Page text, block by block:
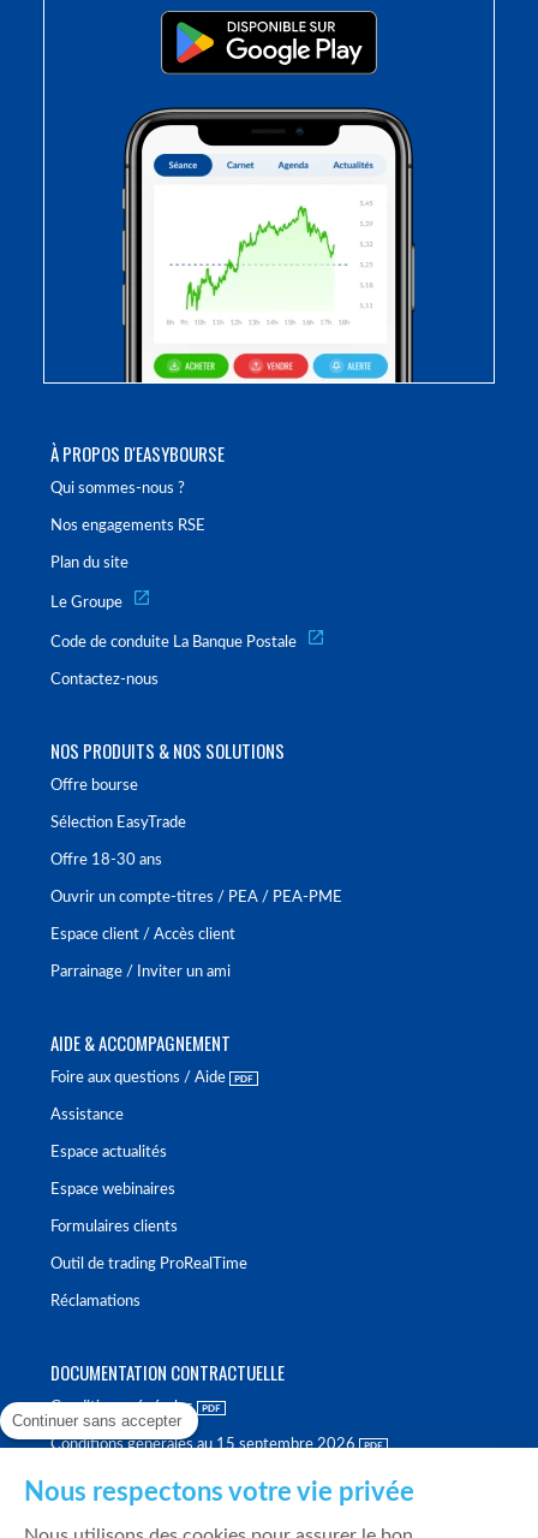
À PROPOS D'EASYBOURSE
Qui sommes-nous ?
Nos engagements RSE
Plan du site
Le Groupe
Code de conduite La Banque Postale
Contactez-nous
NOS PRODUITS & NOS SOLUTIONS
Offre bourse
Sélection EasyTrade
Offre 18-30 ans
Ouvrir un compte-titres / PEA / PEA-PME
Espace client / Accès client
Parrainage / Inviter un ami
AIDE & ACCOMPAGNEMENT
Foire aux questions / Aide
Assistance
Espace actualités
Espace webinaires
Formulaires clients
Outil de trading ProRealTime
Réclamations
DOCUMENTATION CONTRACTUELLE
Conditions générales
Conditions générales au 15 septembre 2026
Continuer sans accepter
Nous respectons votre vie privée